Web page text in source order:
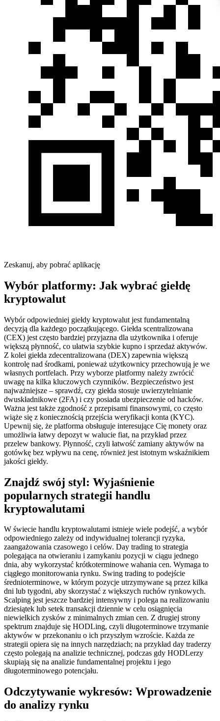
Zeskanuj, aby pobrać aplikację
Wybór platformy: Jak wybrać giełdę
kryptowalut
Wybór odpowiedniej giełdy kryptowalut jest fundamentalną
decyzją dla każdego początkującego. Giełda scentralizowana
(CEX) jest często bardziej przyjazna dla użytkownika i oferuje
większą płynność, co ułatwia szybkie kupno i sprzedaż aktywów.
Z kolei giełda zdecentralizowana (DEX) zapewnia większą
kontrolę nad środkami, ponieważ użytkownicy przechowują je we
własnych portfelach. Przy wyborze platformy należy zwrócić
uwagę na kilka kluczowych czynników. Bezpieczeństwo jest
najważniejsze – sprawdź, czy giełda stosuje uwierzytelnianie
dwuskładnikowe (2FA) i czy posiada ubezpieczenie od hacków.
Ważna jest także zgodność z przepisami finansowymi, co często
wiąże się z koniecznością przejścia weryfikacji konta (KYC).
Upewnij się, że platforma obsługuje interesujące Cię monety oraz
umożliwia łatwy depozyt w walucie fiat, na przykład przez
przelew bankowy. Płynność, czyli łatwość zamiany aktywów na
gotówkę bez wpływu na cenę, również jest istotnym wskaźnikiem
jakości giełdy.
Znajdź swój styl: Wyjaśnienie
popularnych strategii handlu
kryptowalutami
W świecie handlu kryptowalutami istnieje wiele podejść, a wybór
odpowiedniego zależy od indywidualnej tolerancji ryzyka,
zaangażowania czasowego i celów. Day trading to strategia
polegająca na otwieraniu i zamykaniu pozycji w ciągu jednego
dnia, aby wykorzystać krótkoterminowe wahania cen. Wymaga to
ciągłego monitorowania rynku. Swing trading to podejście
średnioterminowe, w którym pozycje utrzymywane są przez kilka
dni lub tygodni, aby skorzystać z większych ruchów rynkowych.
Scalping jest jeszcze bardziej intensywny i polega na realizowaniu
dziesiątek lub setek transakcji dziennie w celu osiągnięcia
niewielkich zysków z minimalnych zmian cen. Z drugiej strony
spektrum znajduje się HODLing, czyli długoterminowe trzymanie
aktywów w przekonaniu o ich przyszłym wzroście. Każda ze
strategii opiera się na innych narzędziach; na przykład day traderzy
często polegają na analizie technicznej, podczas gdy HODLerzy
skupiają się na analizie fundamentalnej projektu i jego
długoterminowego potencjału.
Odczytywanie wykresów: Wprowadzenie
do analizy rynku